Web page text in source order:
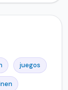
juegos